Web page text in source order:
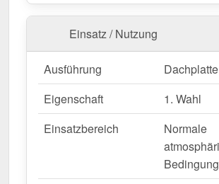
Wegen Sonderanfertigung vom Widerruf
Einsatz / Nutzung
Ausführung
Dachplatte
Eigenschaft
1. Wahl
Einsatzbereich
Normale